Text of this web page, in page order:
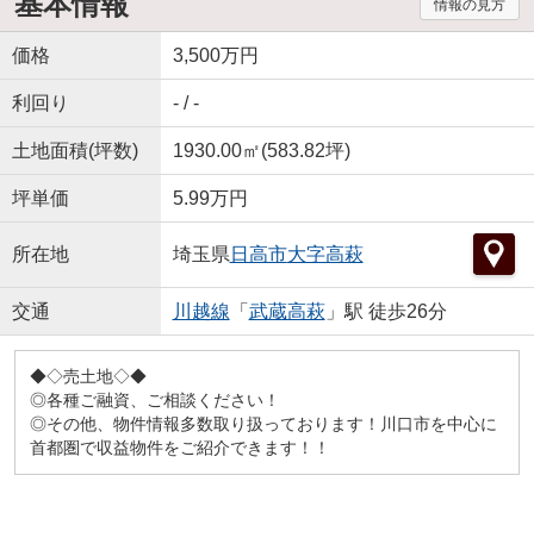
情報の見方
価格 3,500万円
利回り - / -
土地面積(坪数) 1930.00㎡(583.82坪)
坪単価 5.99万円
所在地 埼玉県 日高市大字高萩
交通 川越線 「 武蔵高萩」駅 徒歩26分
◆◇売土地◇◆
◎各種ご融資、ご相談ください！
◎その他、物件情報多数取り扱っております！川口市を中心に
首都圏で収益物件をご紹介できます！！